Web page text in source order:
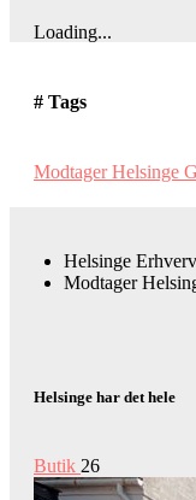
Loading...
# Tags
Modtager Helsinge
Helsinge
Modtager
Helsinge har det hele
Butik 26